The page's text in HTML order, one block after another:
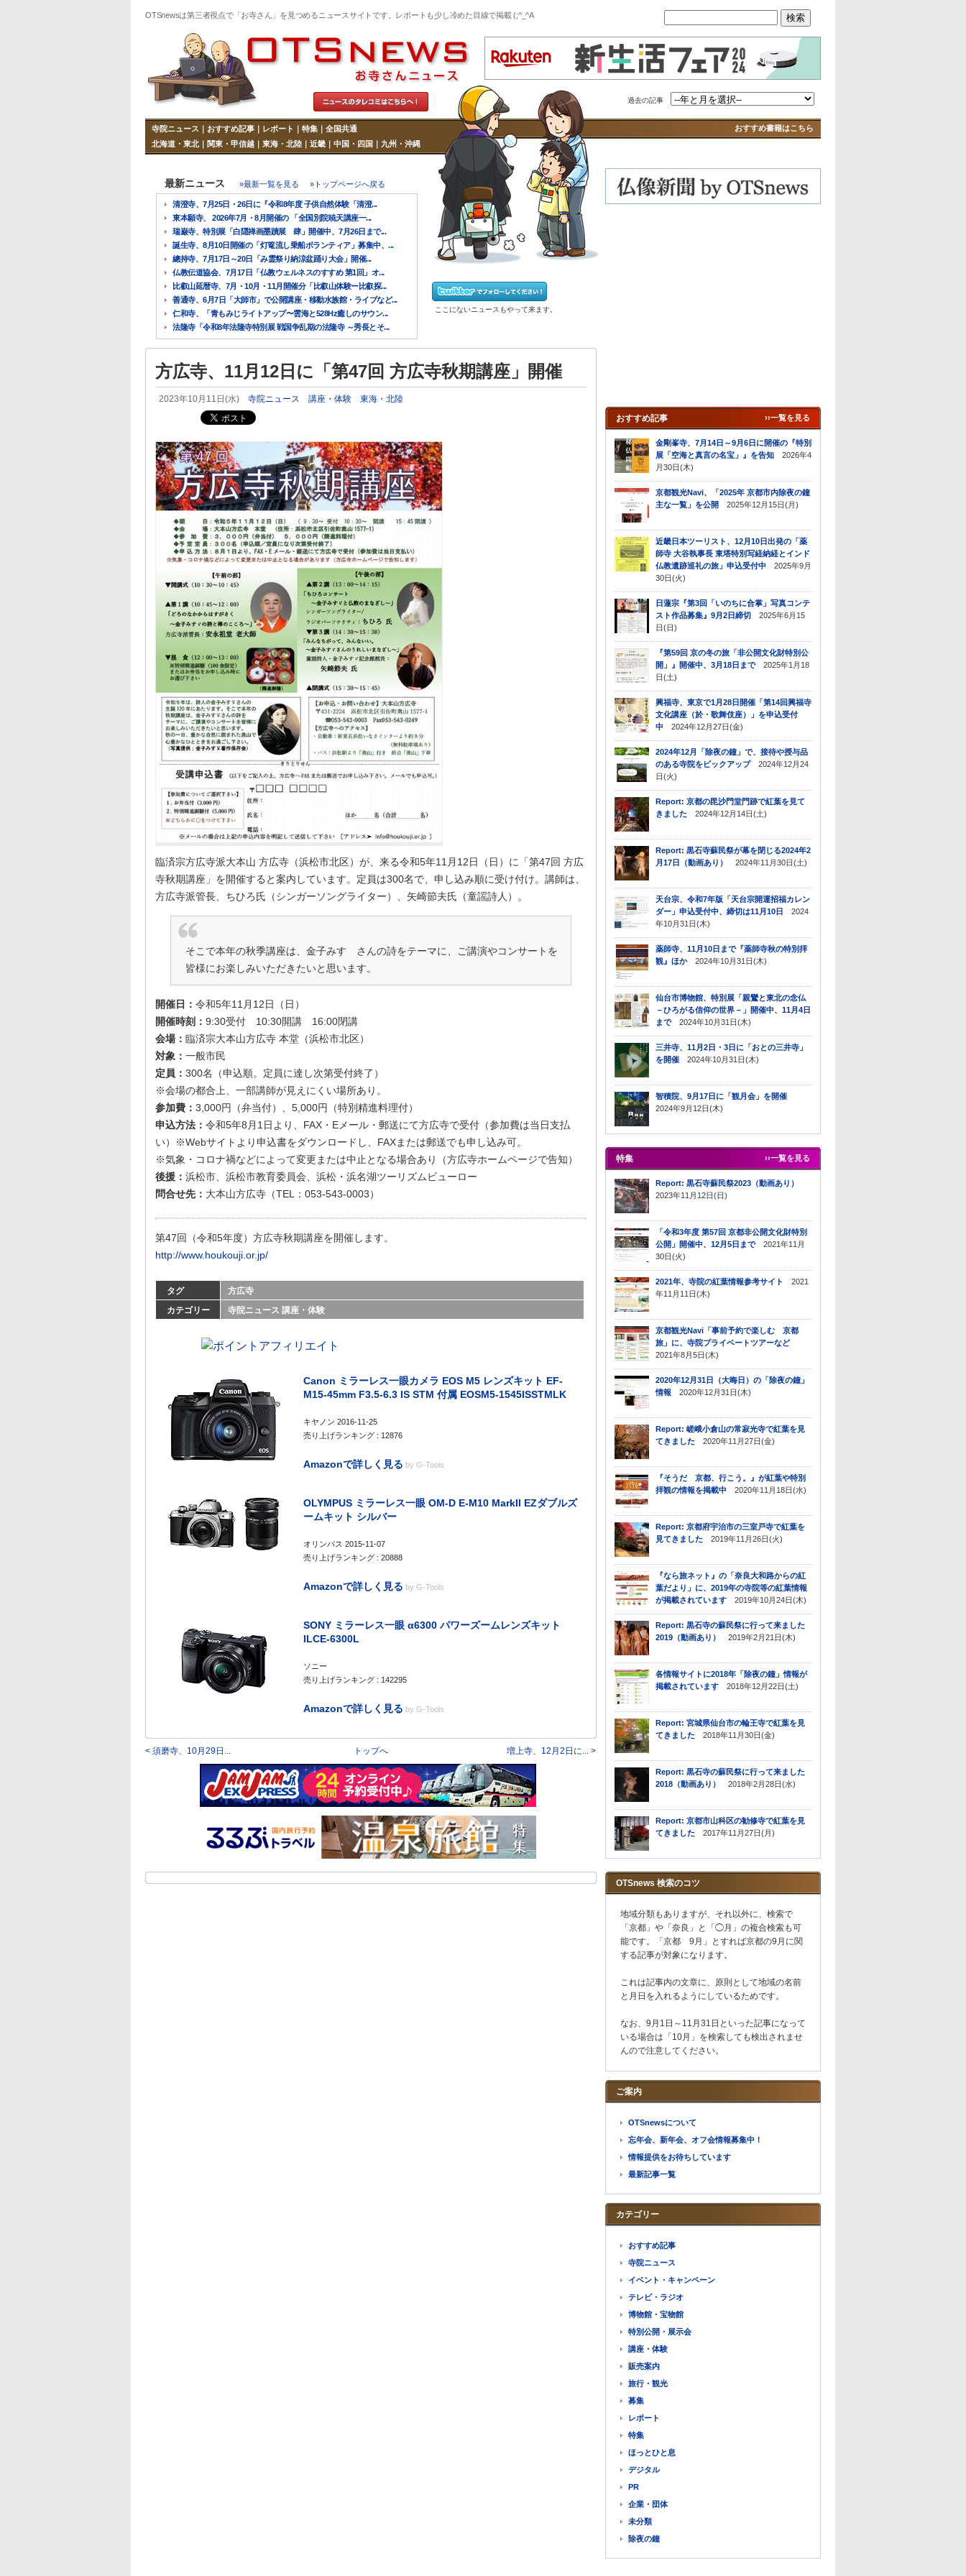
OTSnewsは第三者視点で「お寺さん」を見つめるニュースサイトです。レポートも少し冷めた目線で掲載 (;^_^A
過去の記事
寺院ニュース ｜ おすすめ記事 ｜ レポート ｜ 特集 ｜ 全国共通
北海道・東北｜ 関東・甲信越 ｜ 東海・北陸 ｜ 近畿 ｜ 中国・四国 ｜ 九州・沖縄
最新ニュース »最新一覧を見る »トップページへ戻る
清澄寺、7月25日・26日に『令和8年度 子供自然体験「清澄...
東本願寺、 2026年7月・8月開催の 「全国別院暁天講座一...
瑞巌寺、特別展「白隠禅画墨蹟展 肆」開催中、7月26日まで...
誕生寺、8月10日開催の「灯篭流し乗船ボランティア」募集中、...
總持寺、7月17日～20日「み霊祭り納涼盆踊り大会」開催...
仏教伝道協会、7月17日「仏教ウェルネスのすすめ 第1回」オ...
比叡山延暦寺、7月・10月・11月開催分「比叡山体験ー比叡探...
善通寺、6月7日「大師市」で公開講座・移動水族館・ライブなど...
仁和寺、「青もみじライトアップ〜雲海と528Hz癒しのサウン...
法隆寺「令和8年法隆寺特別展 戦国争乱期の法隆寺 ～秀長とそ...
ここにないニュースもやって来ます。
方広寺、11月12日に「第47回 方広寺秋期講座」開催
2023年10月11日(水) 寺院ニュース 講座・体験 東海・北陸
臨済宗方広寺派大本山 方広寺（浜松市北区）が、来る令和5年11月12日（日）に「第47回 方広
寺秋期講座」を開催すると案内しています。定員は300名で、申し込み順に受け付け。講師は、
方広寺派管長、ちひろ氏（シンガーソングライター）、矢崎節夫氏（童謡詩人）。
そこで本年の秋季講座は、金子みすゞさんの詩をテーマに、ご講演やコンサートを
皆様にお楽しみいただきたいと思います。
開催日： 令和5年11月12日（日）
開催時刻： 9:30受付 10:30開講 16:00閉講
会場： 臨済宗大本山方広寺 本堂（浜松市北区）
対象： 一般市民
定員： 300名（申込順。定員に達し次第受付終了）
※会場の都合上、一部講師が見えにくい場所あり。
参加費： 3,000円（弁当付）、5,000円（特別精進料理付）
申込方法： 令和5年8月1日より、FAX・Eメール・郵送にて方広寺で受付（参加費は当日支払
い）※Webサイトより申込書をダウンロードし、FAXまたは郵送でも申し込み可。
※気象・コロナ禍などによって変更または中止となる場合あり（方広寺ホームページで告知）
後援： 浜松市、浜松市教育委員会、浜松・浜名湖ツーリズムビューロー
問合せ先： 大本山方広寺（TEL：053-543-0003）
第47回（令和5年度）方広寺秋期講座を開催します。
http://www.houkouji.or.jp/
タグ
方広寺
カテゴリー
寺院ニュース 講座・体験
Canon ミラーレス一眼カメラ EOS M5 レンズキット EF-
M15-45mm F3.5-6.3 IS STM 付属 EOSM5-1545ISSTMLK
キヤノン 2016-11-25
売り上げランキング : 12876
Amazonで詳しく見る by G-Tools
OLYMPUS ミラーレス一眼 OM-D E-M10 MarkII EZダブルズ
ームキット シルバー
オリンパス 2015-11-07
売り上げランキング : 20888
Amazonで詳しく見る by G-Tools
SONY ミラーレス一眼 α6300 パワーズームレンズキット
ILCE-6300L
ソニー
売り上げランキング : 142295
Amazonで詳しく見る by G-Tools
< 須磨寺、10月29日... トップへ 増上寺、12月2日に... >
おすすめ書籍はこちら
おすすめ記事 ››一覧を見る
金剛峯寺、7月14日～9月6日に開催の『特別
展「空海と真言の名宝」』を告知 2026年4
月30日(木)
京都観光Navi、「2025年 京都市内除夜の鐘
主な一覧」を公開 2025年12月15日(月)
近畿日本ツーリスト、12月10日出発の「薬
師寺 大谷執事長 東塔特別写経納経とインド
仏教遺跡巡礼の旅」申込受付中 2025年9月
30日(火)
日蓮宗『第3回「いのちに合掌」写真コンテ
スト作品募集』9月2日締切 2025年6月15
日(日)
『第59回 京の冬の旅「非公開文化財特別公
開」』開催中、3月18日まで2025年1月18
日(土)
興福寺、東京で1月28日開催「第14回興福寺
文化講座（於・歌舞伎座）」を申込受付
中 2024年12月27日(金)
2024年12月「除夜の鐘」で、接待や授与品
のある寺院をピックアップ2024年12月24
日(火)
Report: 京都の毘沙門堂門跡で紅葉を見て
きました 2024年12月14日(土)
Report: 黒石寺蘇民祭が幕を閉じる2024年2
月17日（動画あり）
2024年11月30日(土)
天台宗、令和7年版「天台宗開運招福カレン
ダー」申込受付中、締切は11月10日 2024
年10月31日(木)
薬師寺、11月10日まで『薬師寺秋の特別拝
観』ほか2024年10月31日(木)
仙台市博物館、特別展「親鸞と東北の念仏
－ひろがる信仰の世界－」開催中、11月4日
まで2024年10月31日(木)
三井寺、11月2日・3日に「おとの三井寺」
を開催 2024年10月31日(木)
智積院、9月17日に「観月会」を開催
2024年9月12日(木)
特集 ››一覧を見る
Report: 黒石寺蘇民祭2023（動画あり）
2023年11月12日(日)
「令和3年度 第57回 京都非公開文化財特別
公開」開催中、12月5日まで2021年11月
30日(火)
2021年、寺院の紅葉情報参考サイト
2021
年11月11日(木)
京都観光Navi「事前予約で楽しむ 京都
旅」に、寺院プライベートツアーなど
2021年8月5日(木)
2020年12月31日（大晦日）の「除夜の鐘」
情報 2020年12月31日(木)
Report: 嵯峨小倉山の常寂光寺で紅葉を見
てきました 2020年11月27日(金)
『そうだ 京都、行こう。』が紅葉や特別
拝観の情報を掲載中 2020年11月18日(水)
Report: 京都府宇治市の三室戸寺で紅葉を
見てきました 2019年11月26日(火)
『なら旅ネット』の「奈良大和路からの紅
葉だより」に、2019年の寺院等の紅葉情報
が掲載されています 2019年10月24日(木)
Report: 黒石寺の蘇民祭に行って来ました
2019（動画あり）
2019年2月21日(木)
各情報サイトに2018年「除夜の鐘」情報が
掲載されています 2018年12月22日(土)
Report: 宮城県仙台市の輪王寺で紅葉を見
てきました 2018年11月30日(金)
Report: 黒石寺の蘇民祭に行って来ました
2018（動画あり）
2018年2月28日(水)
Report: 京都市山科区の勧修寺で紅葉を見
てきました 2017年11月27日(月)
OTSnews 検索のコツ
地域分類もありますが、それ以外に、検索で
「京都」や「奈良」と「◯月」の複合検索も可
能です。「京都 9月」とすれば京都の9月に関
する記事が対象になります。
これは記事内の文章に、原則として地域の名前
と月日を入れるようにしているためです。
なお、9月1日～11月31日といった記事になって
いる場合は「10月」を検索しても検出されませ
んので注意してください。
ご案内
OTSnewsについて
忘年会、新年会、オフ会情報募集中！
情報提供をお待ちしています
最新記事一覧
カテゴリー
おすすめ記事
寺院ニュース
イベント・キャンペーン
テレビ・ラジオ
博物館・宝物館
特別公開・展示会
講座・体験
販売案内
旅行・観光
募集
レポート
特集
ほっとひと息
デジタル
PR
企業・団体
未分類
除夜の鐘